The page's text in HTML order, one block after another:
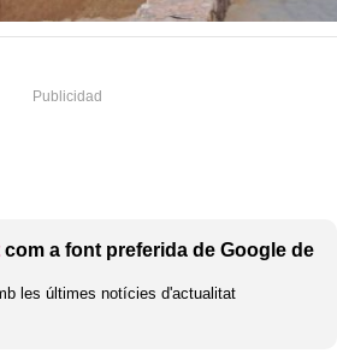
com a font preferida de Google de
les últimes notícies d'actualitat